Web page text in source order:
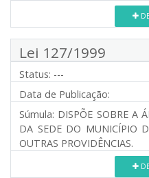
Lei 127/1999
Status: ---
Data de Publicação:
Súmula: DISPÕE SOBRE A
DA SEDE DO MUNICÍPIO
OUTRAS PROVIDÊNCIAS.